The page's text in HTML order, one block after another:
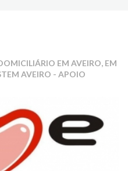
EM AVEIRO, EM
AVEIRO - APOIO